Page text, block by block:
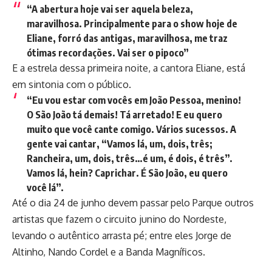
“A abertura hoje vai ser aquela beleza,
maravilhosa. Principalmente para o show hoje de
Eliane, forró das antigas, maravilhosa, me traz
ótimas recordações. Vai ser o pipoco”
E a estrela dessa primeira noite, a cantora Eliane, está
em sintonia com o público.
“Eu vou estar com vocês em João Pessoa, menino!
O São João tá demais! Tá arretado! E eu quero
muito que você cante comigo. Vários sucessos. A
gente vai cantar, “Vamos lá, um, dois, três;
Rancheira, um, dois, três…é um, é dois, é três”.
Vamos lá, hein? Caprichar. É São João, eu quero
você lá”.
Até o dia 24 de junho devem passar pelo Parque outros
artistas que fazem o circuito junino do Nordeste,
levando o autêntico arrasta pé; entre eles Jorge de
Altinho, Nando Cordel e a Banda Magníficos.